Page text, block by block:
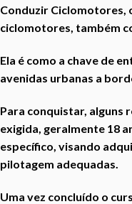
Conduzir Ciclomotores,
ciclomotores, também
Ela é como a chave de
avenidas urbanas a
Para conquistar, alguns
exigida, geralmente 18
específico, visando
pilotagem adequadas.
Uma vez concluído o